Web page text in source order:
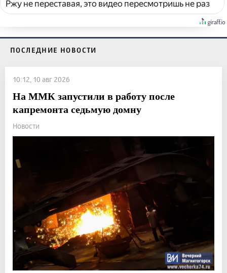
Ржу не переставая, это видео пересмотришь не раз
ПОСЛЕДНИЕ НОВОСТИ
10:12, 10 авг 2026
На ММК запустили в работу после
капремонта седьмую домну
Новости